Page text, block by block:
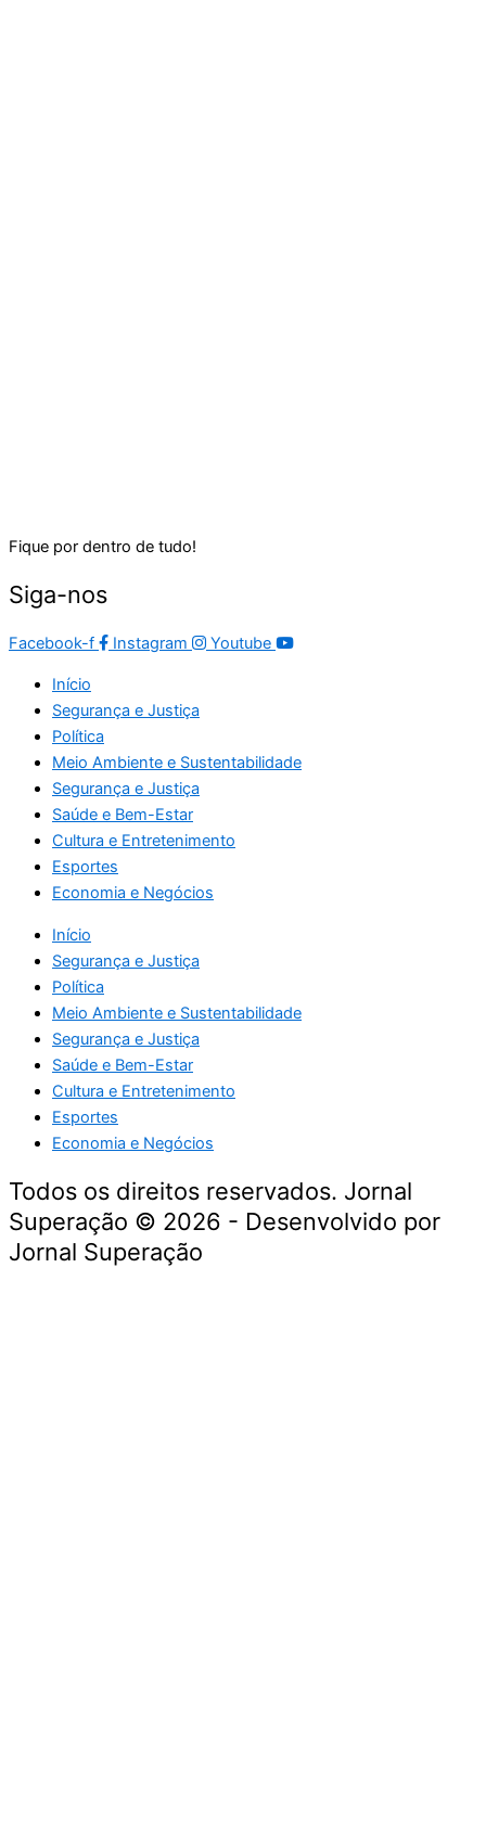
Fique por dentro de tudo!
Siga-nos
Facebook-f Instagram Youtube
Início
Segurança e Justiça
Política
Meio Ambiente e Sustentabilidade
Segurança e Justiça
Saúde e Bem-Estar
Cultura e Entretenimento
Esportes
Economia e Negócios
Início
Segurança e Justiça
Política
Meio Ambiente e Sustentabilidade
Segurança e Justiça
Saúde e Bem-Estar
Cultura e Entretenimento
Esportes
Economia e Negócios
Todos os direitos reservados. Jornal
Superação © 2026 - Desenvolvido por
Jornal Superação